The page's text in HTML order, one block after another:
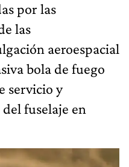
por las
las
aeroespacial
bola de fuego
servicio y
fuselaje en